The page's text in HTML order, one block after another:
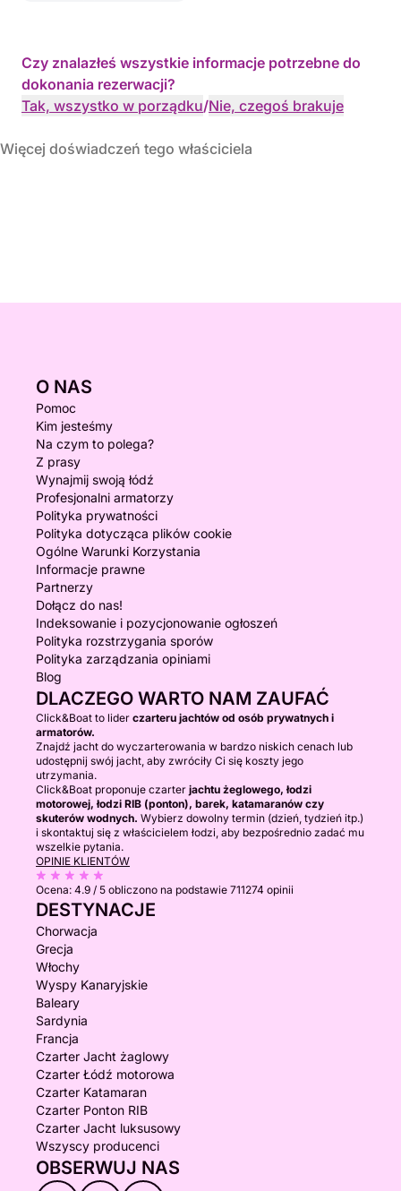
Czy znalazłeś wszystkie informacje potrzebne do
dokonania rezerwacji?
Tak, wszystko w porządku/Nie, czegoś brakuje
Więcej doświadczeń tego właściciela
O NAS
Pomoc
Kim jesteśmy
Na czym to polega?
Z prasy
Wynajmij swoją łódź
Profesjonalni armatorzy
Polityka prywatności
Polityka dotycząca plików cookie
Ogólne Warunki Korzystania
Informacje prawne
Partnerzy
Dołącz do nas!
Indeksowanie i pozycjonowanie ogłoszeń
Polityka rozstrzygania sporów
Polityka zarządzania opiniami
Blog
DLACZEGO WARTO NAM ZAUFAĆ
Click&Boat to lider czarteru jachtów od osób prywatnych i
armatorów.
Znajdź jacht do wyczarterowania w bardzo niskich cenach lub
udostępnij swój jacht, aby zwróciły Ci się koszty jego
utrzymania.
Click&Boat proponuje czarter jachtu żeglowego, łodzi
motorowej, łodzi RIB (ponton), barek, katamaranów czy
skuterów wodnych. Wybierz dowolny termin (dzień, tydzień itp.)
i skontaktuj się z właścicielem łodzi, aby bezpośrednio zadać mu
wszelkie pytania.
OPINIE KLIENTÓW
Ocena: 4.9 / 5 obliczono na podstawie 711274 opinii
DESTYNACJE
Chorwacja
Grecja
Włochy
Wyspy Kanaryjskie
Baleary
Sardynia
Francja
Czarter Jacht żaglowy
Czarter Łódź motorowa
Czarter Katamaran
Czarter Ponton RIB
Czarter Jacht luksusowy
Wszyscy producenci
OBSERWUJ NAS